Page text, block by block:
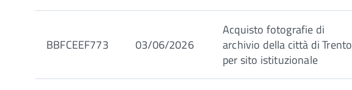
BBFCEEF773 03/06/2026
Acquisto fotografie di
archivio della città di Trento
per sito istituzionale